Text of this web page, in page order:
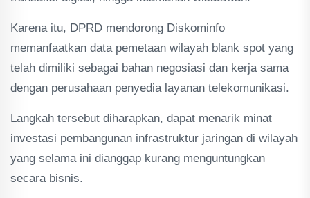
Karena itu, DPRD mendorong Diskominfo
memanfaatkan data pemetaan wilayah blank spot yang
telah dimiliki sebagai bahan negosiasi dan kerja sama
dengan perusahaan penyedia layanan telekomunikasi.
Langkah tersebut diharapkan, dapat menarik minat
investasi pembangunan infrastruktur jaringan di wilayah
yang selama ini dianggap kurang menguntungkan
secara bisnis.